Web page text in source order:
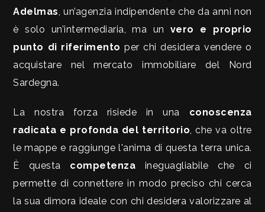
Adelmas, un’agenzia indipendente che da anni non
è solo un’intermediaria, ma un vero e proprio
punto di riferimento per chi desidera vendere o
acquistare nel mercato immobiliare del Nord
Sardegna.
La nostra forza risiede in una conoscenza
radicata e profonda del territorio, che va oltre
le mappe e raggiunge l'anima di questa terra unica.
È questa competenza ineguagliabile che ci
permette di connettere in modo preciso chi cerca
la sua dimora ideale con chi desidera valorizzare al
Provincia
Comune
Tipologia
-
multiscelta